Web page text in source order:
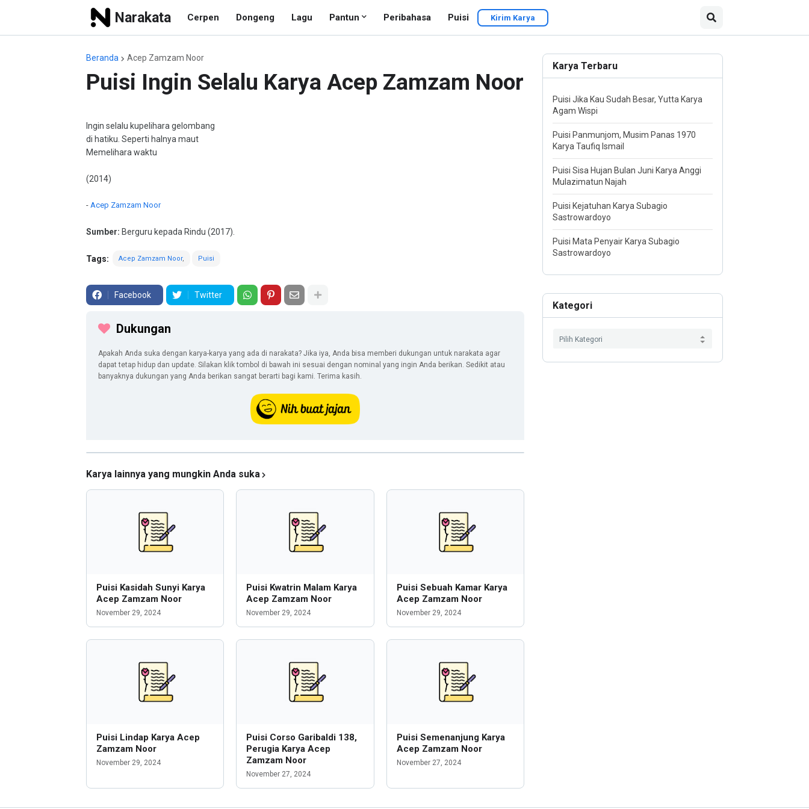
Narakata Cerpen Dongeng Lagu Pantun Peribahasa Puisi Kirim Karya
Beranda Acep Zamzam Noor
Puisi Ingin Selalu Karya Acep Zamzam Noor
Ingin selalu kupelihara gelombang
di hatiku. Seperti halnya maut
Memelihara waktu
(2014)
- Acep Zamzam Noor
Sumber: Berguru kepada Rindu (2017).
Tags: Acep Zamzam Noor Puisi
Facebook Twitter
Dukungan
Apakah Anda suka dengan karya-karya yang ada di narakata? Jika iya, Anda bisa memberi dukungan untuk narakata agar
dapat tetap hidup dan update. Silakan klik tombol di bawah ini sesuai dengan nominal yang ingin Anda berikan. Sedikit atau
banyaknya dukungan yang Anda berikan sangat berarti bagi kami. Terima kasih.
Karya lainnya yang mungkin Anda suka
Puisi Kasidah Sunyi Karya
Acep Zamzam Noor
November 29, 2024
Puisi Kwatrin Malam Karya
Acep Zamzam Noor
November 29, 2024
Puisi Sebuah Kamar Karya
Acep Zamzam Noor
November 29, 2024
Puisi Lindap Karya Acep
Zamzam Noor
November 29, 2024
Puisi Corso Garibaldi 138,
Perugia Karya Acep
Zamzam Noor
November 27, 2024
Puisi Semenanjung Karya
Acep Zamzam Noor
November 27, 2024
Karya Terbaru
Puisi Jika Kau Sudah Besar, Yutta Karya
Agam Wispi
Puisi Panmunjom, Musim Panas 1970
Karya Taufiq Ismail
Puisi Sisa Hujan Bulan Juni Karya Anggi
Mulazimatun Najah
Puisi Kejatuhan Karya Subagio
Sastrowardoyo
Puisi Mata Penyair Karya Subagio
Sastrowardoyo
Kategori